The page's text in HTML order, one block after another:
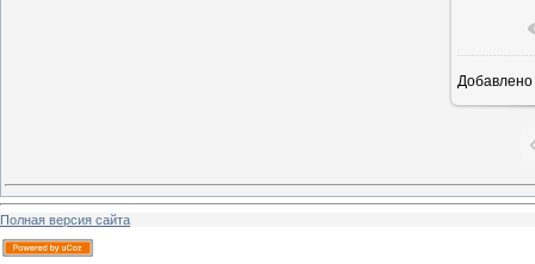
Добавлено
Полная версия сайта